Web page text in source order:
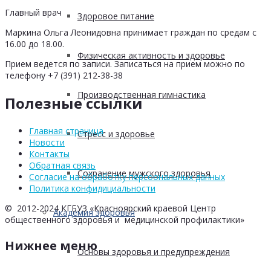
Здоровое питание
Физическая активность и здоровье
Производственная гимнастика
Стресс и здоровье
Сохранение мужского здоровья
Академия здоровья
Основы здоровья и предупреждения
Главный врач
Маркина Ольга Леонидовна принимает граждан по средам с
16.00 до 18.00.
Прием ведется по записи. Записаться на прием можно по
телефону +7 (391) 212-38-38
Полезные ссылки
Главная страница
Новости
Контакты
Обратная связь
Согласие на обработку персоональных данных
Политика конфидициальности
© 2012-2024 КГБУЗ «Красноярский краевой Центр
общественного здоровья и медицинской профилактики»
Нижнее меню